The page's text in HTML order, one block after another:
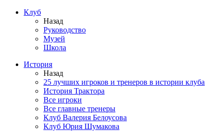
Клуб
Назад
Руководство
Музей
Школа
История
Назад
25 лучших игроков и тренеров в истории клуба
История Трактора
Все игроки
Все главные тренеры
Клуб Валерия Белоусова
Клуб Юрия Шумакова